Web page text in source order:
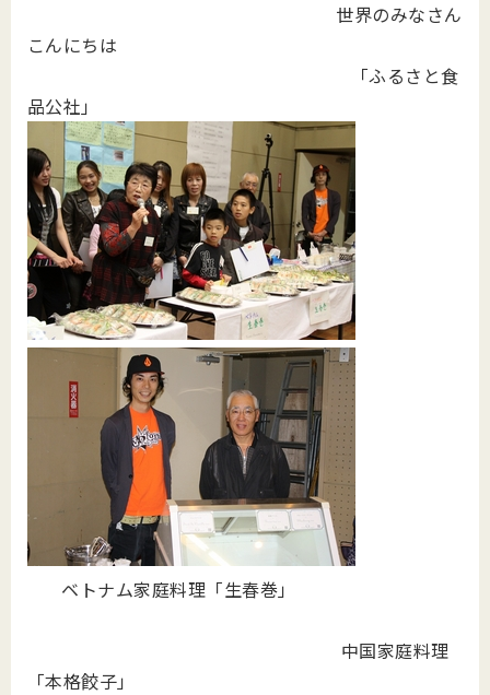
世界のみなさん
こんにちは
「ふるさと食
品公社」
ベトナム家庭料理「生春巻」
中国家庭料理
「本格餃子」